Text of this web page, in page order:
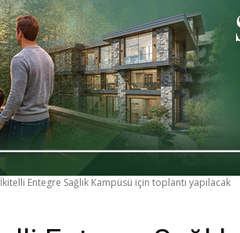
Entegre Sağlık Kampüsü için toplantı yapılacak